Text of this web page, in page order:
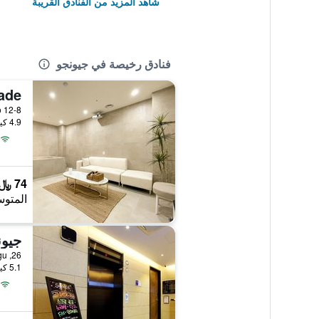
فنادق رخيصة في جيونجو
4.9 كيلومتر عن وسط المدينة
74 ﷼
5.1 كيلومتر عن وسط المدينة